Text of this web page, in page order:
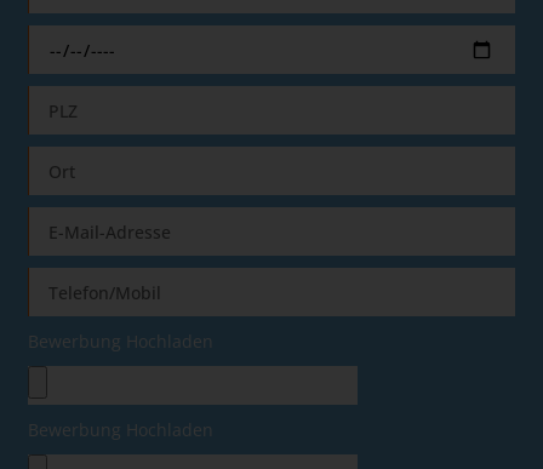
Bewerbung Hochladen
Bewerbung Hochladen